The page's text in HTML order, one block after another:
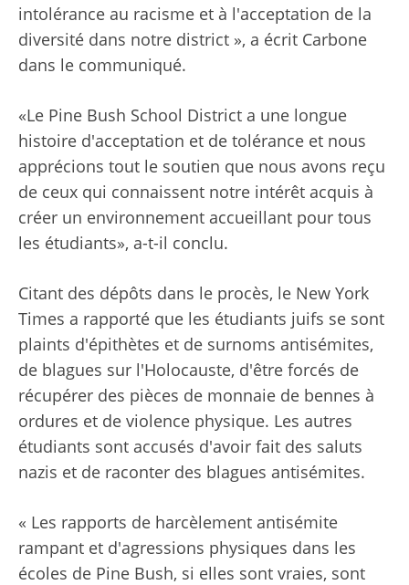
intolérance au racisme et à l'acceptation de la
diversité dans notre district », a écrit Carbone
dans le communiqué.
«Le Pine Bush School District a une longue
histoire d'acceptation et de tolérance et nous
apprécions tout le soutien que nous avons reçu
de ceux qui connaissent notre intérêt acquis à
créer un environnement accueillant pour tous
les étudiants», a-t-il conclu.
Citant des dépôts dans le procès, le New York
Times a rapporté que les étudiants juifs se sont
plaints d'épithètes et de surnoms antisémites,
de blagues sur l'Holocauste, d'être forcés de
récupérer des pièces de monnaie de bennes à
ordures et de violence physique. Les autres
étudiants sont accusés d'avoir fait des saluts
nazis et de raconter des blagues antisémites.
« Les rapports de harcèlement antisémite
rampant et d'agressions physiques dans les
écoles de Pine Bush, si elles sont vraies, sont